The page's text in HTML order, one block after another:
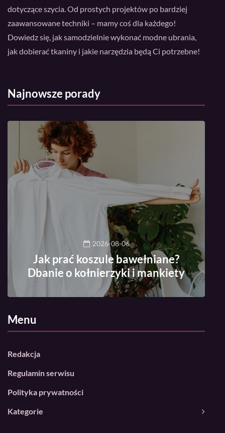
dotyczące szycia. Od prostych projektów po bardziej
zaawansowane techniki – mamy coś dla każdego!
Dowiedz się, jak samodzielnie wykonać modne ubrania,
jak dobierać tkaniny i jakie narzędzia będą Ci potrzebne!
Najnowsze porady
2026-08-06
Jak prać koszule bawełniane?
Dbanie o kołnierzyki i mankiety
Menu
Redakcja
Regulamin serwisu
Polityka prywatności
Kategorie